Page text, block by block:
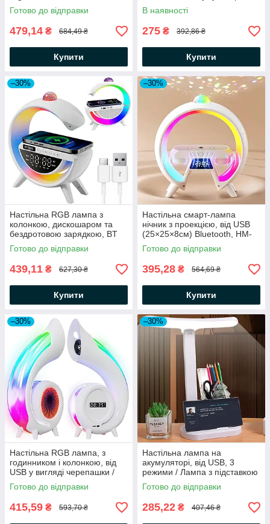
Акумуляторна лампа з
регулюванням яскравості
Готово до відправки
479,14 ₴ 684,49 ₴
Купити
лампа на стіл / Світильник
настільний
В наявності
275 ₴ 392,86 ₴
Купити
–30%
Настільна RGB лампа з
колонкою, дискошаром та
бездротовою зарядкою, BT
3402 / Розумна лампа нічник
/ Смарт лампа
Готово до відправки
439,11 ₴ 627,30 ₴
Купити
–30%
Настільна смарт-лампа
нічник з проекцією, від USB
(25×25×8см) Bluetooth, HM-
G66 / Безпровідна зарядка
Готово до відправки
395,28 ₴ 564,69 ₴
Купити
–30%
Настільна RGB лампа, з
годинником і колонкою, від
USB у вигляді черепашки /
Лампа нічник / Колонка
нічник / Нічник лампа
Готово до відправки
415,59 ₴ 593,70 ₴
–30%
Настільна лампа на
акумуляторі, від USB, 3
режими / Лампа з підставкою
для телефону / Світильник
настільний
Готово до відправки
285,22 ₴ 407,46 ₴